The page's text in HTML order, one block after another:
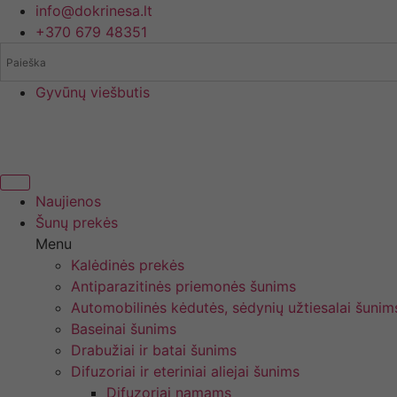
prie
info@dokrinesa.lt
+370 679 48351
Gyvūnų viešbutis
Naujienos
Šunų prekės
Menu
Kalėdinės prekės
Antiparazitinės priemonės šunims
Automobilinės kėdutės, sėdynių užtiesalai
Baseinai šunims
Drabužiai ir batai šunims
Difuzoriai ir eteriniai aliejai šunims
Difuzoriai namams